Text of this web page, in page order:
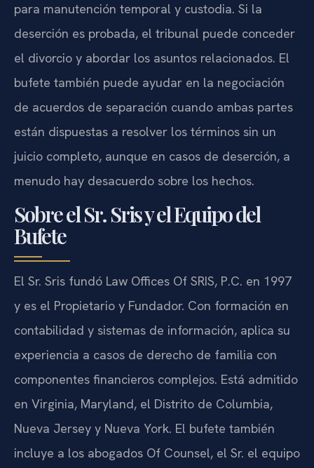
para manutención temporal y custodia. Si la
deserción es probada, el tribunal puede conceder
el divorcio y abordar los asuntos relacionados. El
bufete también puede ayudar en la negociación
de acuerdos de separación cuando ambas partes
están dispuestas a resolver los términos sin un
juicio completo, aunque en casos de deserción, a
menudo hay desacuerdo sobre los hechos.
Sobre el Sr. Sris y el Equipo del
Bufete
El Sr. Sris fundó Law Offices Of SRIS, P.C. en 1997
y es el Propietario y Fundador. Con formación en
contabilidad y sistemas de información, aplica su
experiencia a casos de derecho de familia con
componentes financieros complejos. Está admitido
en Virginia, Maryland, el Distrito de Columbia,
Nueva Jersey y Nueva York. El bufete también
incluye a los abogados Of Counsel, el Sr. el equipo